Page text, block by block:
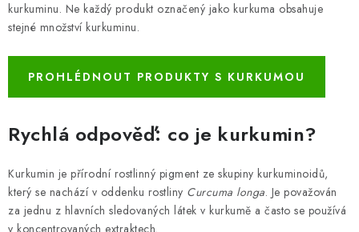
ZDRAVOTNÍ OKRUHY
ZNAČKY
GDPR
Obchodní podmínky Kontakty
Slovník pojmů
kurkuminu. Ne každý produkt označený jako kurkuma obsahuje
stejné množství kurkuminu.
PROHLÉDNOUT PRODUKTY S KURKUMOU
Rychlá odpověď: co je kurkumin?
Kurkumin je přírodní rostlinný pigment ze skupiny kurkuminoidů,
který se nachází v oddenku rostliny Curcuma longa. Je považován
za jednu z hlavních sledovaných látek v kurkumě a často se používá